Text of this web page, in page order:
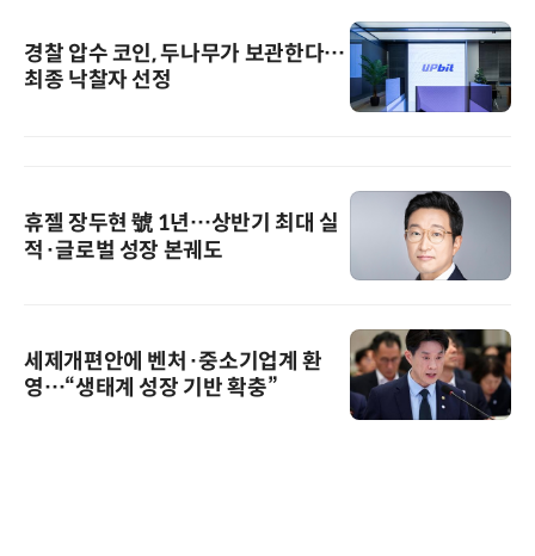
경찰 압수 코인, 두나무가 보관한다…
최종 낙찰자 선정
휴젤 장두현 號 1년…상반기 최대 실
적·글로벌 성장 본궤도
세제개편안에 벤처·중소기업계 환
영…“생태계 성장 기반 확충”